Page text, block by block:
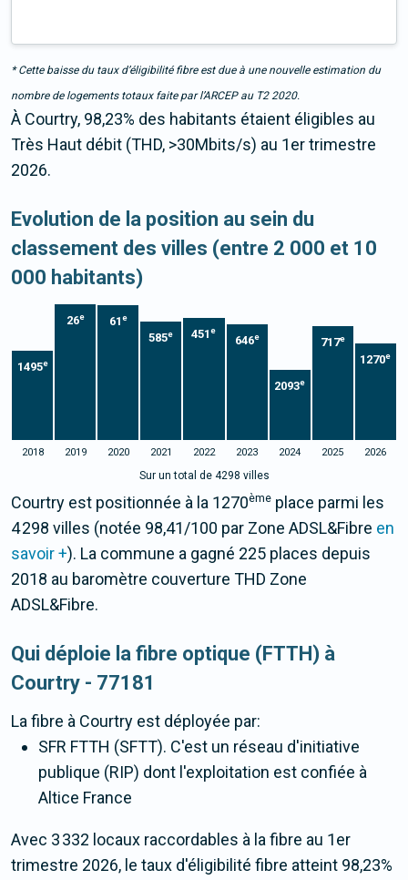
* Cette baisse du taux d’éligibilité fibre est due à une nouvelle estimation du
nombre de logements totaux faite par l’ARCEP au T2 2020.
À Courtry, 98,23% des habitants étaient éligibles au
Très Haut débit (THD, >30Mbits/s) au 1er trimestre
2026.
Evolution de la position au sein du
classement des villes (entre 2 000 et 10
000 habitants)
1495e
26e 61 e
585e 451e
646e
2093e
717e
1270e
2018 2019 2020 2021 2022 2023 2024 2025 2026
Sur un total de 4298 villes
Courtry est positionnée à la 1270ème place parmi les
4 298 villes (notée 98,41/100 par Zone ADSL&Fibre en
savoir +). La commune a gagné 225 places depuis
2018 au baromètre couverture THD Zone
ADSL&Fibre.
Qui déploie la fibre optique (FTTH) à
Courtry - 77181
La fibre à Courtry est déployée par:
SFR FTTH (SFTT). C'est un réseau d'initiative
publique (RIP) dont l'exploitation est confiée à
Altice France
Avec 3 332 locaux raccordables à la fibre au 1er
trimestre 2026, le taux d'éligibilité fibre atteint 98,23%